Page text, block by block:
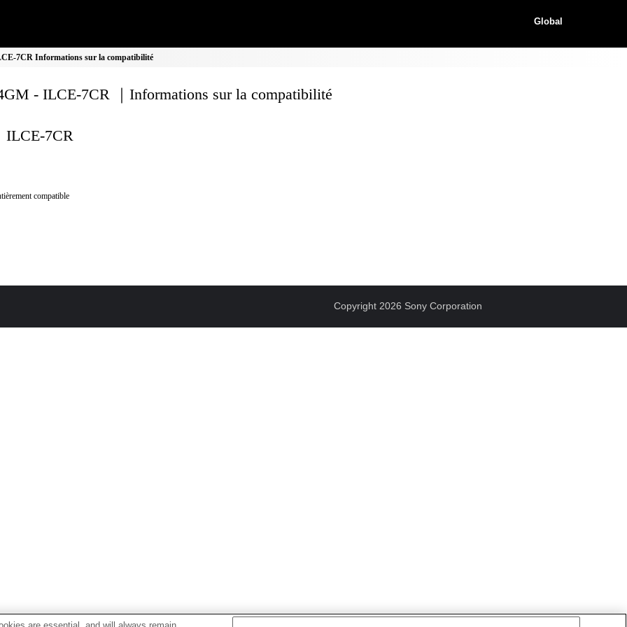
Global
7CR Informations sur la compatibilité
- ILCE-7CR ｜Informations sur la compatibilité
ILCE-7CR
compatible
Copyright 2026 Sony Corporation